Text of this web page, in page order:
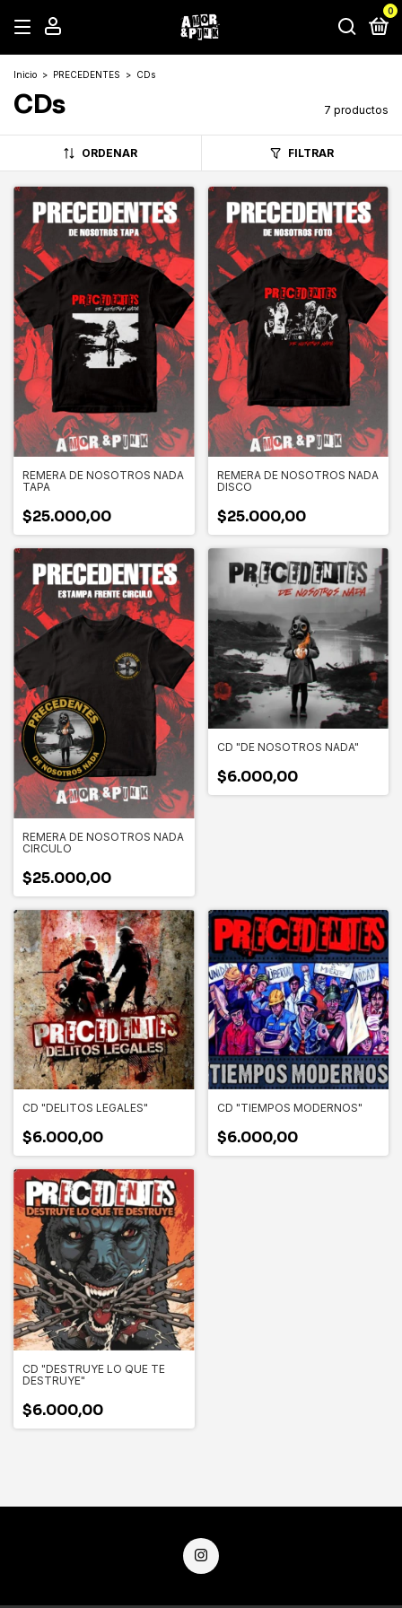
0
Inicio > PRECEDENTES > CDs
CDs 7 productos
ORDENAR FILTRAR
REMERA DE NOSOTROS NADA
TAPA
$25.000,00
REMERA DE NOSOTROS NADA
DISCO
$25.000,00
REMERA DE NOSOTROS NADA
CIRCULO
$25.000,00
CD "DE NOSOTROS NADA"
$6.000,00
CD "DELITOS LEGALES"
$6.000,00
CD "TIEMPOS MODERNOS"
$6.000,00
CD "DESTRUYE LO QUE TE
DESTRUYE"
$6.000,00